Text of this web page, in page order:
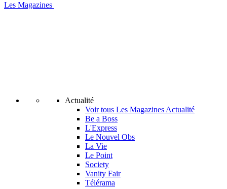
Les Magazines
Actualité
Voir tous Les Magazines Actualité
Be a Boss
L'Express
Le Nouvel Obs
La Vie
Le Point
Society
Vanity Fair
Télérama